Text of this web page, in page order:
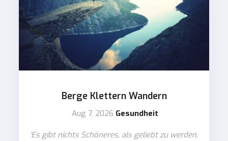
Berge Klettern Wandern
Aug 7, 2026 Gesundheit
'Es gibt nichts Schöneres, als geliebt zu werden,